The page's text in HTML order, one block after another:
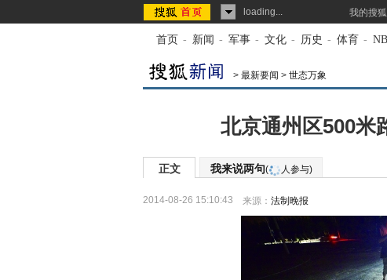
loading... 我的搜狐
首页 - 新闻 - 军事 - 文化 - 历史 - 体育 -
> 最新要闻 > 世态万象
北京通州区500米
正文 我来说两句( 人参与)
2014-08-26 15:10:43 来源： 法制晚报